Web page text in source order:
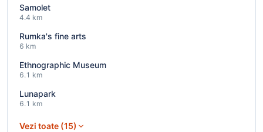
Samolet
4.4 km
Rumka's fine arts
6 km
Ethnographic Museum
6.1 km
Lunapark
6.1 km
Vezi toate (15)